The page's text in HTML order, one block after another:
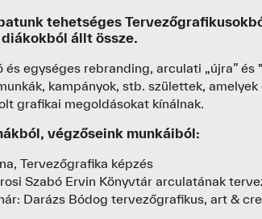
tehetséges
állt össze.
és egységes rebranding, arculati „újra” és
kampányok, stb. születtek,
grafikai megoldásokat kínálnak.
végzőseink munkáiból:
Tervezőgrafika képzés
Szabó Ervin Könyvtár arculatának
Darázs Bódog tervezőgrafikus, art &